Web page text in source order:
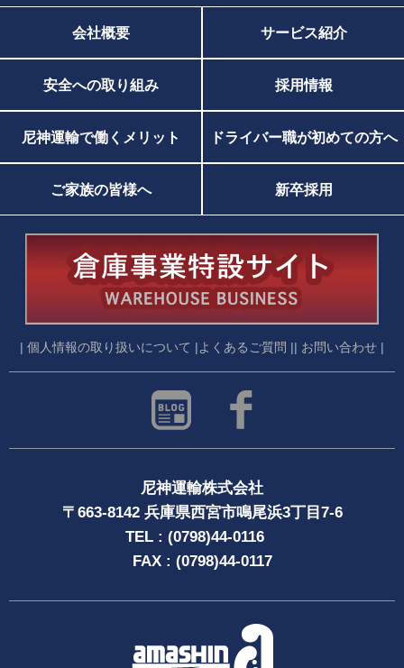
会社概要 サービス紹介
安全への取り組み 採用情報
尼神運輸で働くメリット ドライバー職が初めての方へ
ご家族の皆様へ 新卒採用
| 個人情報の取り扱いについて | よくあるご質問 | | お問い合わせ |
尼神運輸株式会社
〒663-8142 兵庫県西宮市鳴尾浜3丁目7-6
TEL : (0798)44-0116
FAX : (0798)44-0117